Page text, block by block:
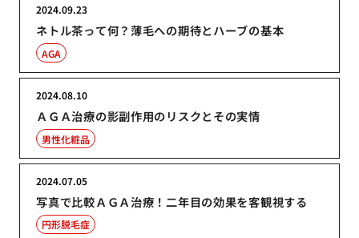
ネトル茶って何？薄毛への期待とハーブの基本
2024.09.23
AGA
ＡＧＡ治療の影副作用のリスクとその実情
2024.08.10
男性化粧品
写真で比較ＡＧＡ治療！二年目の効果を客観視する
2024.07.05
円形脱毛症